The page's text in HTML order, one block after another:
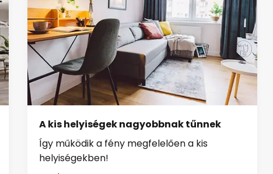
A kis helyiségek nagyobbnak tűnnek
Így működik a fény megfelelően a kis
helyiségekben!